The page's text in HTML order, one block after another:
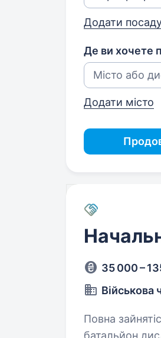
Додати
Де ви хочете
Додати місто
35 000 –
Військова
Повна зайнятість.
батальйон